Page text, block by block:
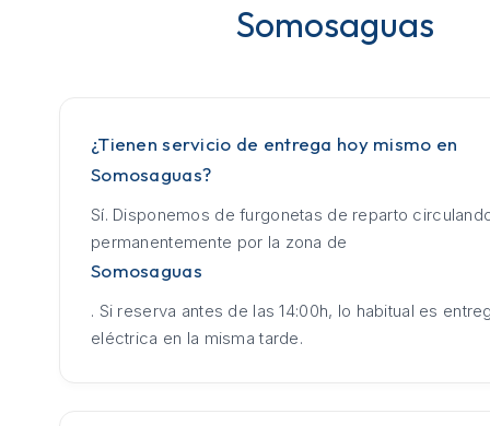
Somosaguas
¿Tienen servicio de entrega hoy mismo en
Somosaguas?
Sí. Disponemos de furgonetas de reparto
permanentemente por la zona de
Somosaguas
. Si reserva antes de las 14:00h, lo habitual es
eléctrica en la misma tarde.